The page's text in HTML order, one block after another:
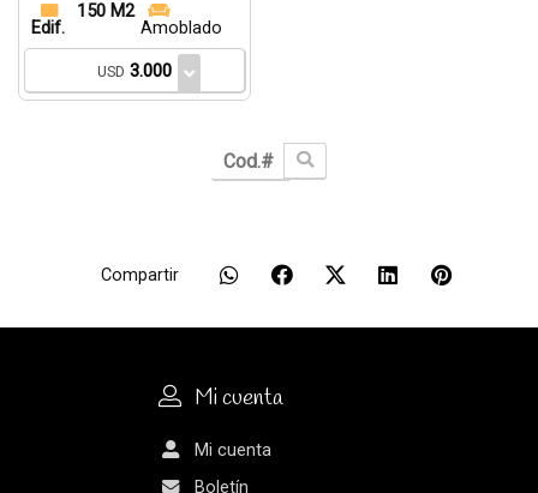
150 M2
Edif.
Amoblado
USD 3.000
Compartir
Mi cuenta
Mi cuenta
Boletín